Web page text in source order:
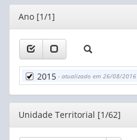
Editor
Ano [1/1]
2015 - atualizado em 26/08/2016
Editor
Unidade Territorial [1/62]